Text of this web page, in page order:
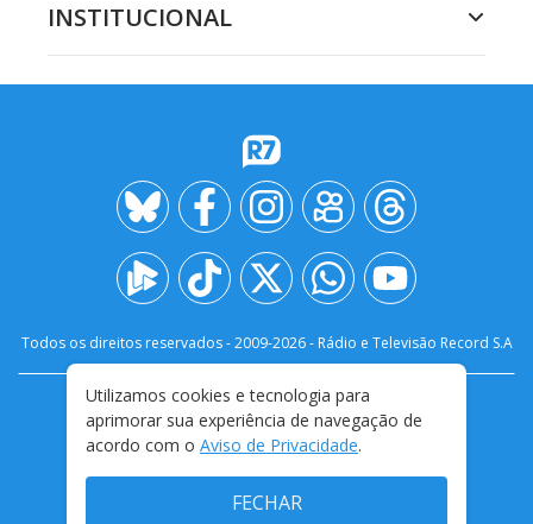
INSTITUCIONAL
Todos os direitos reservados - 2009-2026- Rádio e Televisão Record S.A
FALE CONOSCO
PRIVACIDADE
TERMOS E CONDIÇÕES DE USO
Utilizamos cookies e tecnologia para
aprimorar sua experiência de navegação de
acordo com o Aviso de Privacidade.
FECHAR